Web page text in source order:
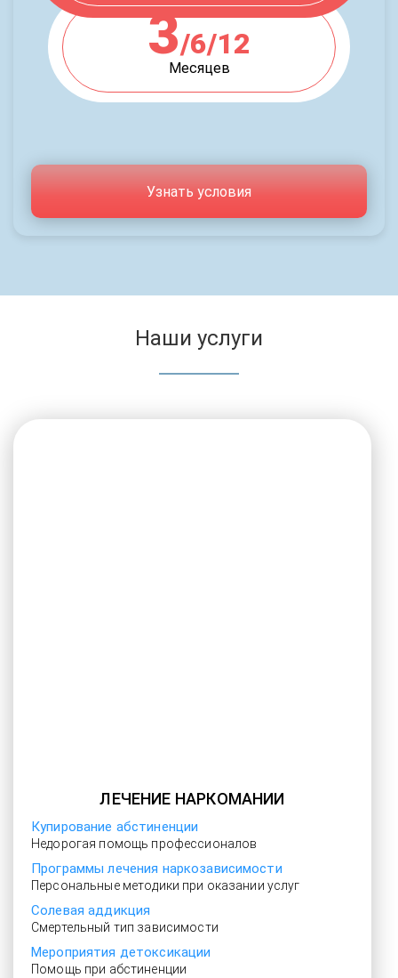
3/6/12
Месяцев
Узнать условия
Наши услуги
ЛЕЧЕНИЕ НАРКОМАНИИ
Купирование абстиненции
Недорогая помощь профессионалов
Программы лечения наркозависимости
Персональные методики при оказании услуг
Солевая аддикция
Смертельный тип зависимости
Мероприятия детоксикации
Помощь при абстиненции